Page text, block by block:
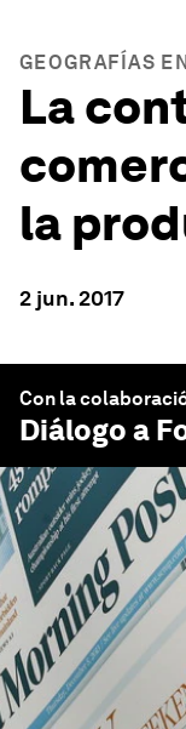
GEOGRAFÍAS
La
la
2 jun. 2017
Con la
Diálogo a